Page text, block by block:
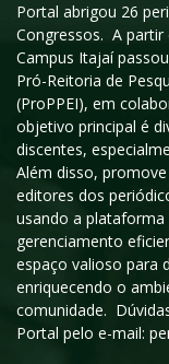
Portal abrigou 26
Congressos. A partir
Campus Itajaí
Pró-Reitoria de
(ProPPEI), em
objetivo principal é
discentes,
Além disso,
editores dos
usando a plataforma
gerenciamento
espaço valioso para
enriquecendo o
comunidade.
Portal pelo e-mail: